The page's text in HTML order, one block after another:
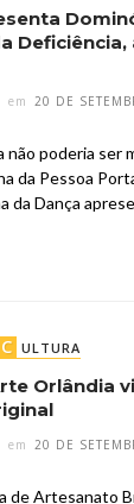
em 20 DE
não poderia ser
da Pessoa
da Dança
C ULTURA
Orlândia
em 20 DE
de Artesanato